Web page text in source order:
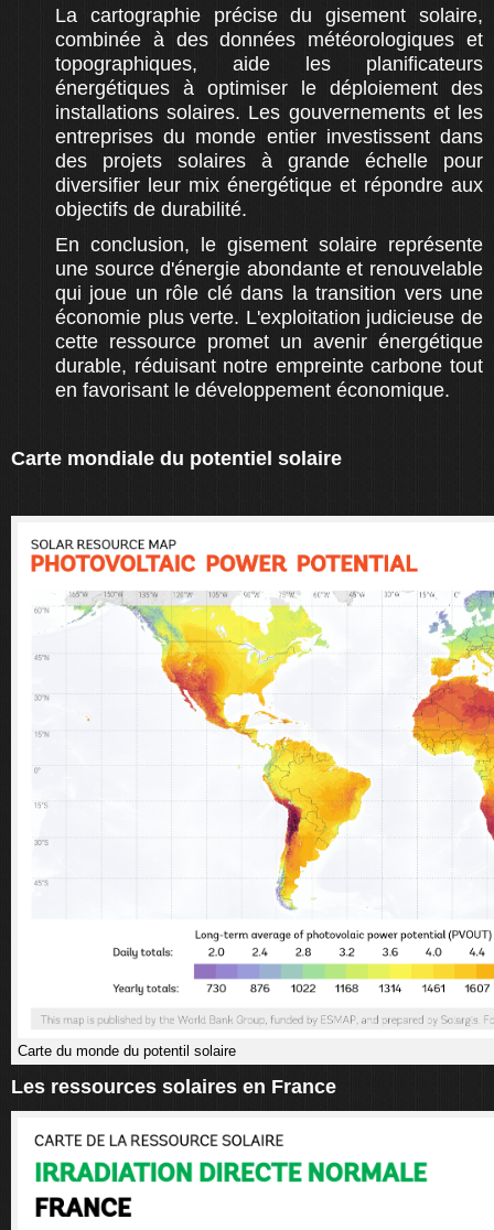
La cartographie précise du gisement solaire,
combinée à des données météorologiques et
topographiques, aide les planificateurs
énergétiques à optimiser le déploiement des
installations solaires. Les gouvernements et les
entreprises du monde entier investissent dans
des projets solaires à grande échelle pour
diversifier leur mix énergétique et répondre aux
objectifs de durabilité.
En conclusion, le gisement solaire représente
une source d'énergie abondante et renouvelable
qui joue un rôle clé dans la transition vers une
économie plus verte. L'exploitation judicieuse de
cette ressource promet un avenir énergétique
durable, réduisant notre empreinte carbone tout
en favorisant le développement économique.
Carte mondiale du potentiel solaire
Carte du monde du potentil solaire
Les ressources solaires en France